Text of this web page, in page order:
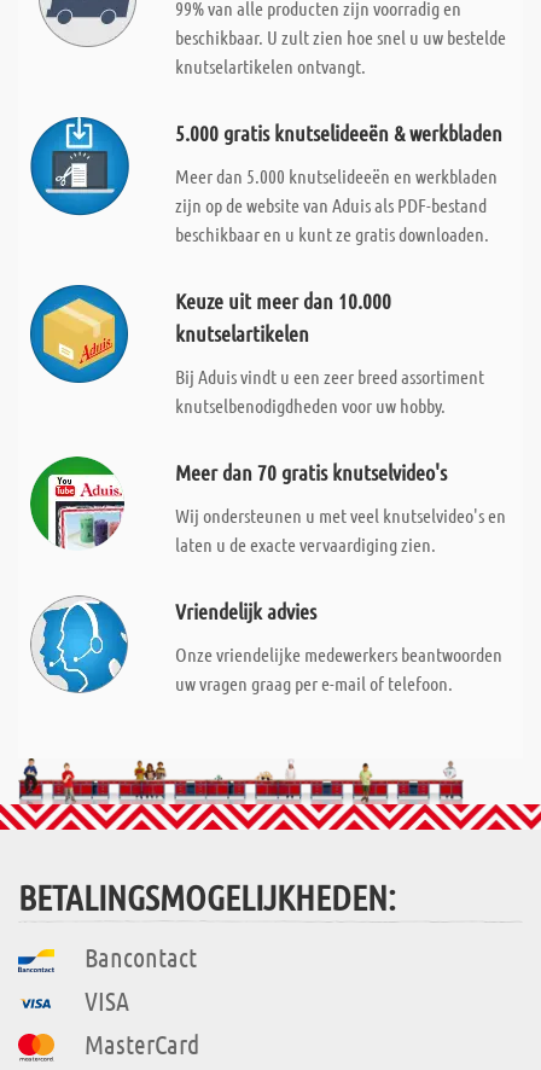
99% van alle producten zijn voorradig en
beschikbaar. U zult zien hoe snel u uw bestelde
knutselartikelen ontvangt.
5.000 gratis knutselideeën & werkbladen
Meer dan 5.000 knutselideeën en werkbladen
zijn op de website van Aduis als PDF-bestand
beschikbaar en u kunt ze gratis downloaden.
Keuze uit meer dan 10.000
knutselartikelen
Bij Aduis vindt u een zeer breed assortiment
knutselbenodigdheden voor uw hobby.
Meer dan 70 gratis knutselvideo's
Wij ondersteunen u met veel knutselvideo's en
laten u de exacte vervaardiging zien.
Vriendelijk advies
Onze vriendelijke medewerkers beantwoorden
uw vragen graag per e-mail of telefoon.
BETALINGSMOGELIJKHEDEN:
Bancontact
VISA
MasterCard